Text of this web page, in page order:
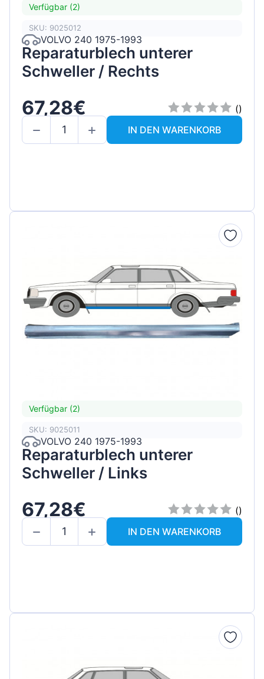
Verfügbar (2)
SKU: 9025012
VOLVO 240 1975-1993
Reparaturblech unterer
Schweller / Rechts
67,28€
()
IN DEN WARENKORB
Verfügbar (2)
SKU: 9025011
VOLVO 240 1975-1993
Reparaturblech unterer
Schweller / Links
67,28€
()
IN DEN WARENKORB